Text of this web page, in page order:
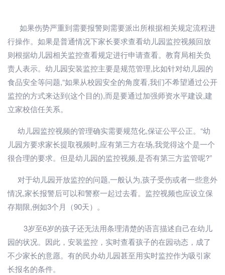
如果伤势严重到需要报警则需要派出所根据相关规定流程进
行操作。如果是普通情况下家长要求查看幼儿园监控视频回放
则根据幼儿园相关监控查看规定进行申请查看。教育局相关负
责人表示。幼儿园安装监控主要是规范管理,比如针对幼儿园的
食品安全等问题,“如果从校园安全的角度看,我们不希望通过公开
监控的方式来达到(这个目的),而是要通过加强师资水平建设,建
立家校信任关系。
幼儿园监控视频的管理确实需要规范化,保证公平公正。“幼
儿园方要求家长提取视频时,应有第三方在场,我觉得这个是一个
很合理的要求。但是幼儿园的监控视频,是否有第三方监管呢?”
对于幼儿园开放监控的问题,一般认为,孩子受伤或者一些意外
情况,家长报警后可以和警察一起过去看。监控视频也应设立保
存期限,例如3个月（90天）。
3岁至6岁的孩子还无法用条理清楚的语言描述自己在幼儿
园的状况。因此，安装监控，实时查看孩子的在园动态，成了
不少家长的意愿。有的民办幼儿园甚至用实时监控作为吸引家
长报名的条件。